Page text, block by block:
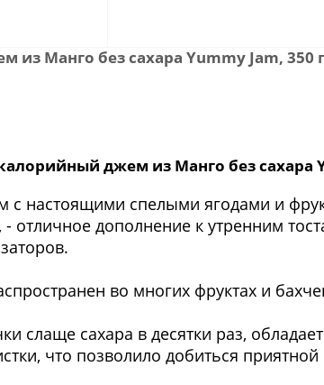
Манго без сахара Yummy Jam, 350
джем из Манго без сахара
с настоящими спелыми ягодами и
- отличное дополнение к утренним
во многих фруктах и
слаще сахара в десятки раз,
что позволило добиться